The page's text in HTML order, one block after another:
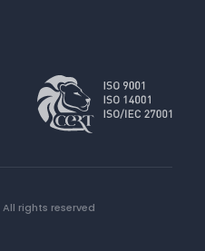
All rights reserved